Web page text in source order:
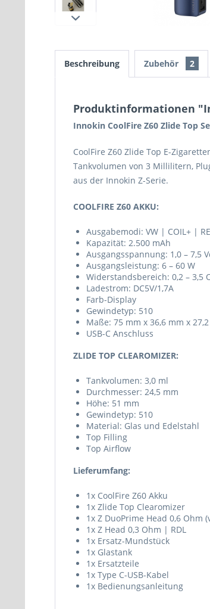
Beschreibung Zubehör 2
Produktinformationen
Innokin CoolFire Z60 Zlide Top
CoolFire Z60 Zlide Top E-
Tankvolumen von 3 Millilitern,
aus der Innokin Z-Serie.
COOLFIRE Z60 AKKU:
Ausgabemodi: VW | COIL+ |
Kapazität: 2.500 mAh
Ausgangsspannung: 1,0 – 7,5
Ausgangsleistung: 6 – 60 W
Widerstandsbereich: 0,2 – 3,5
Ladestrom: DC5V/1,7A
Farb-Display
Gewindetyp: 510
Maße: 75 mm x 36,6 mm x
USB-C Anschluss
ZLIDE TOP CLEAROMIZER:
Tankvolumen: 3,0 ml
Durchmesser: 24,5 mm
Höhe: 51 mm
Gewindetyp: 510
Material: Glas und Edelstahl
Top Filling
Top Airflow
Lieferumfang:
1x CoolFire Z60 Akku
1x Zlide Top Clearomizer
1x Z DuoPrime Head 0,6 Ohm
1x Z Head 0,3 Ohm | RDL
1x Ersatz-Mundstück
1x Glastank
1x Ersatzteile
1x Type C-USB-Kabel
1x Bedienungsanleitung